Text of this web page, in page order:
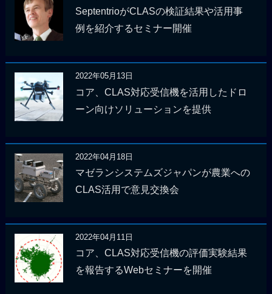
SeptentrioがCLASの検証結果や活用事
例を紹介するセミナー開催
2022年05月13日
コア、CLAS対応受信機を活用したドロ
ーン向けソリューションを提供
2022年04月18日
マゼランシステムズジャパンが農業への
CLAS活用で意見交換会
2022年04月11日
コア、CLAS対応受信機の評価実験結果
を報告するWebセミナーを開催